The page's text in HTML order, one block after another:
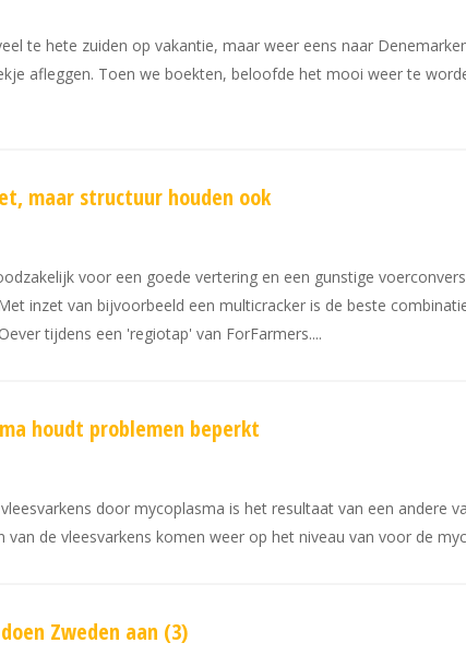
te hete zuiden op vakantie, maar weer eens naar
afleggen. Toen we boekten, beloofde het mooi weer te
maar structuur houden ook
voor een goede vertering en een gunstige
inzet van bijvoorbeeld een multicracker is de beste
tijdens een 'regiotap' van ForFarmers.
houdt problemen beperkt
door mycoplasma is het resultaat van een andere
de vleesvarkens komen weer op het niveau van voor de
Zweden aan (3)